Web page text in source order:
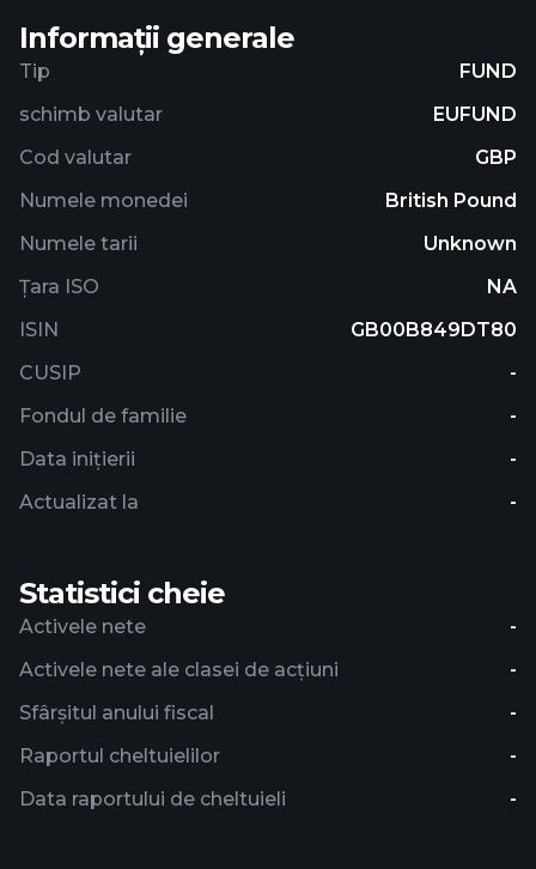
Informații generale
Tip
FUND
schimb valutar
EUFUND
Cod valutar
GBP
Numele monedei
British Pound
Numele tarii
Unknown
Țara ISO
NA
ISIN
GB00B849DT80
CUSIP
-
Fondul de familie
-
Data inițierii
-
Actualizat la
-
Statistici cheie
Activele nete
-
Activele nete ale clasei de acțiuni
-
Sfârșitul anului fiscal
-
Raportul cheltuielilor
-
Data raportului de cheltuieli
-